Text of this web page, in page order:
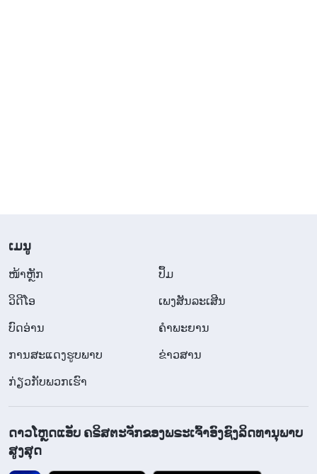
​ເມ​ນູ
​ໜ້າຫຼັກ
ປຶ້ມ
ວິ​ດີ​ໂອ
ເພງສັນລະເສີນ
ບົດອ່ານ
ຄຳພະຍານ
ການສະແດງຮູບພາບ
ຂ່າວສານ
ກ່ຽວກັບພວກເຮົາ
ດາວໂຫຼດແອັບ ຄຣິສຕະຈັກຂອງພຣະເຈົ້າອົງຊົງລິດທານຸພາບ
ສູງສຸດ